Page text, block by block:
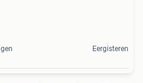
Eergisteren